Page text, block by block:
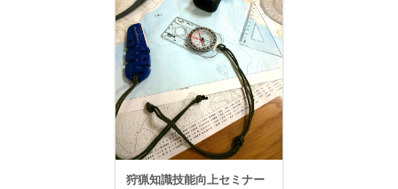
狩猟知識技能向上セミナー